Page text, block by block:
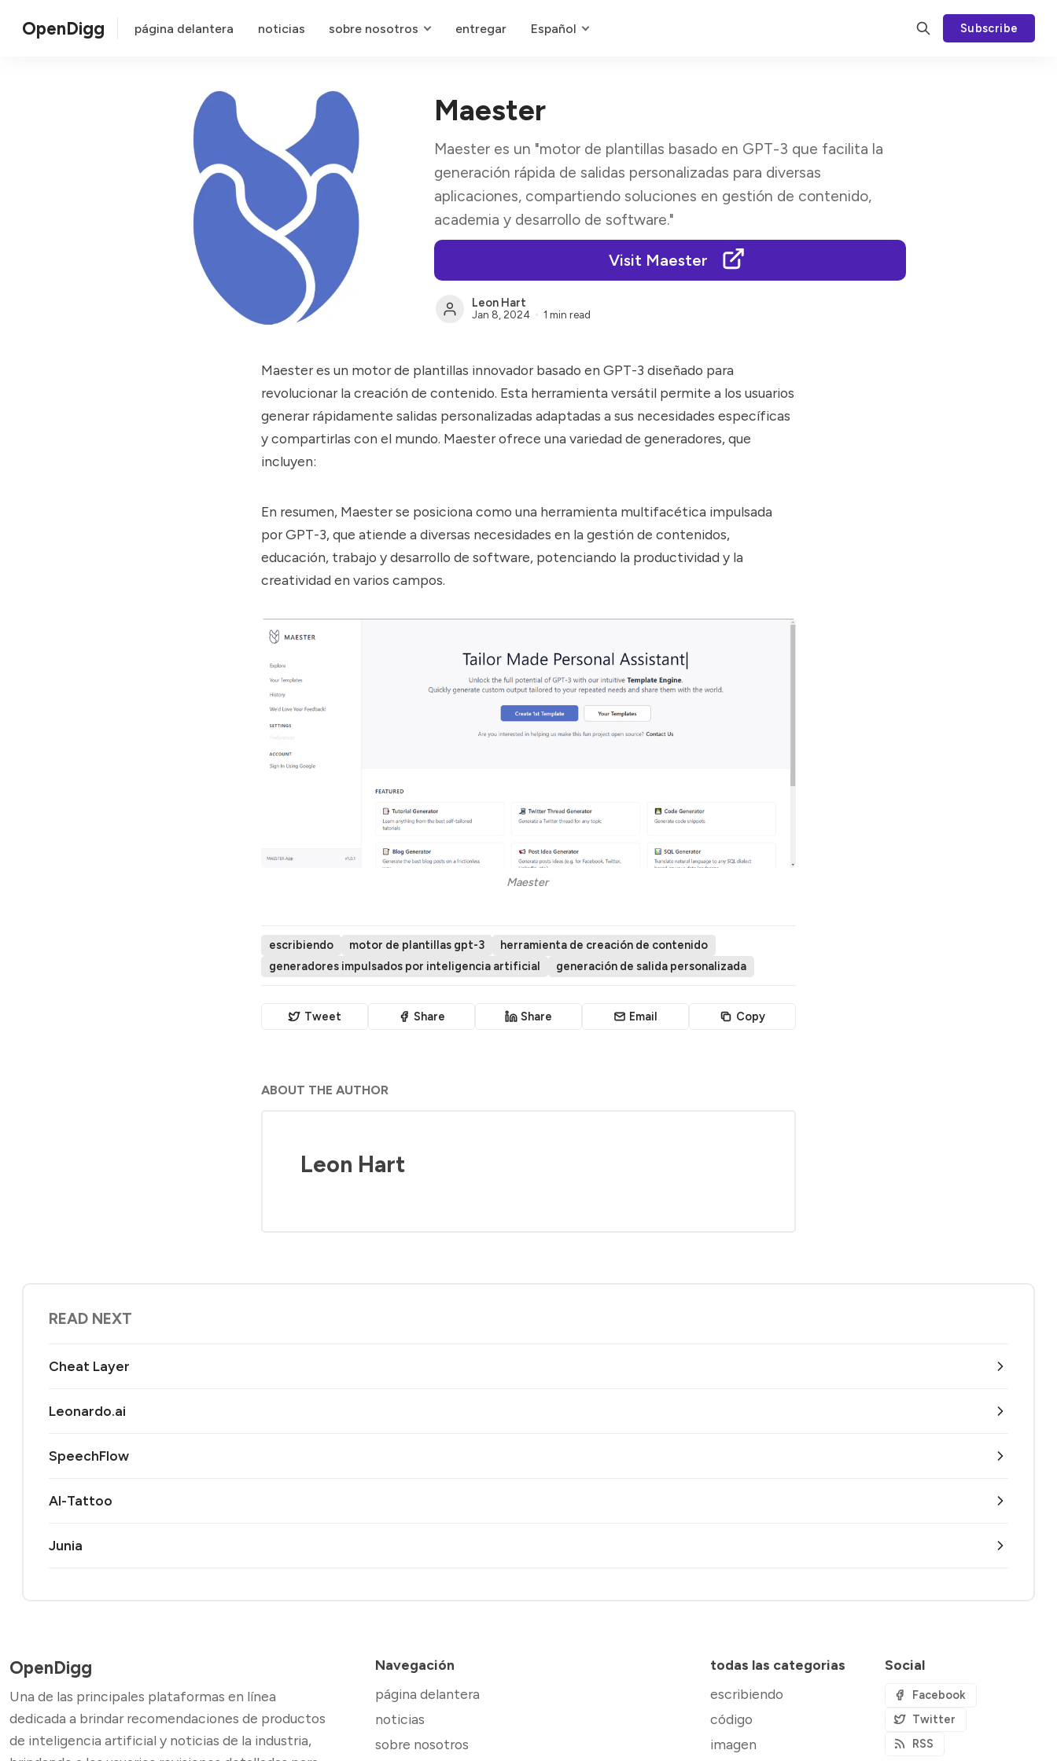
OpenDigg página delantera noticias sobre nosotros entregar Español Subscribe
Maester
Maester es un "motor de plantillas basado en GPT-3 que facilita la
generación rápida de salidas personalizadas para diversas
aplicaciones, compartiendo soluciones en gestión de contenido,
academia y desarrollo de software."
Visit Maester
Leon Hart
Jan 8, 2024 1 min read
Maester es un motor de plantillas innovador basado en GPT-3 diseñado para
revolucionar la creación de contenido. Esta herramienta versátil permite a los usuarios
generar rápidamente salidas personalizadas adaptadas a sus necesidades específicas
y compartirlas con el mundo. Maester ofrece una variedad de generadores, que
incluyen:
En resumen, Maester se posiciona como una herramienta multifacética impulsada
por GPT-3, que atiende a diversas necesidades en la gestión de contenidos,
educación, trabajo y desarrollo de software, potenciando la productividad y la
creatividad en varios campos.
Maester
escribiendo motor de plantillas gpt-3
herramienta de creación de contenido
generadores impulsados por inteligencia artificial
generación de salida personalizada
Tweet Share Share Email Copy
ABOUT THE AUTHOR
Leon Hart
READ NEXT
Cheat Layer
Leonardo.ai
SpeechFlow
AI-Tattoo
Junia
OpenDigg
Una de las principales plataformas en línea
dedicada a brindar recomendaciones de productos
de inteligencia artificial y noticias de la industria,
Navegación
página delantera
noticias
sobre nosotros
todas las categorias
escribiendo
código
imagen
Social
Facebook
Twitter
RSS